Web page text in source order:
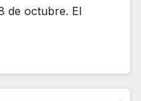
de octubre. El